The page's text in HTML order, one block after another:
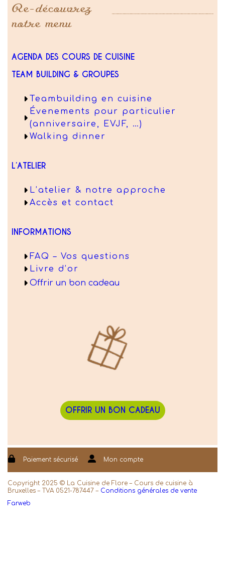
Re-découvrez
notre menu
AGENDA DES COURS DE CUISINE
TEAM BUILDING & GROUPES
Teambuilding en cuisine
Évenements pour particulier
(anniversaire, EVJF, …)
Walking dinner
L’ATELIER
L’atelier & notre approche
Accès et contact
INFORMATIONS
FAQ – Vos questions
Livre d’or
Offrir un bon cadeau
OFFRIR UN BON CADEAU
Paiement sécurisé Mon compte
Copyright 2025 © La Cuisine de Flore – Cours de cuisine à
Bruxelles – TVA 0521-787447 – Conditions générales de vente
Farweb